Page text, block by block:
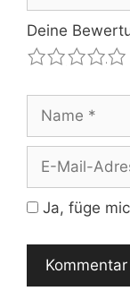
Deine
4
3
2
1
Mail-
Adresse
Ja, füge